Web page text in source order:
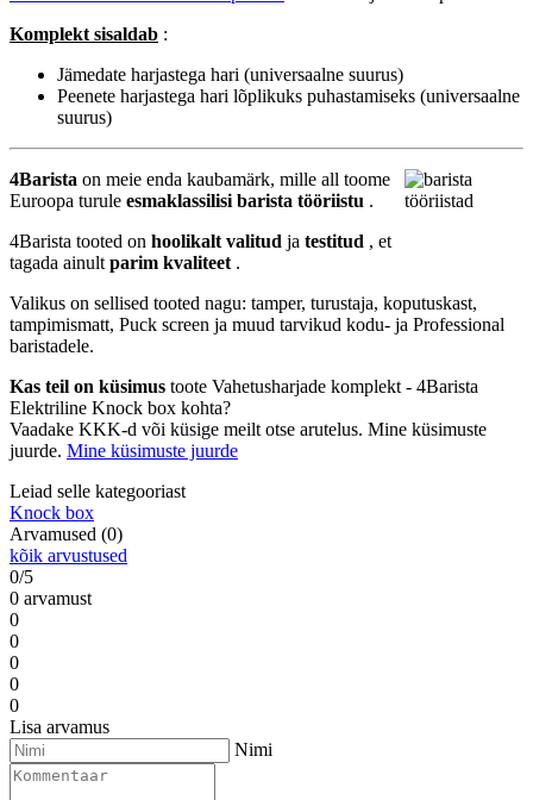
Komplekt sisaldab :
Jämedate harjastega hari (universaalne suurus)
Peenete harjastega hari lõplikuks puhastamiseks (universaalne
suurus)
4Barista on meie enda kaubamärk, mille all toome
Euroopa turule esmaklassilisi barista tööriistu .
4Barista tooted on hoolikalt valitud ja testitud , et
tagada ainult parim kvaliteet .
Valikus on sellised tooted nagu: tamper, turustaja, koputuskast,
tampimismatt, Puck screen ja muud tarvikud kodu- ja Professional
baristadele.
Kas teil on küsimus toote Vahetusharjade komplekt - 4Barista
Elektriline Knock box kohta?
Vaadake KKK-d või küsige meilt otse arutelus. Mine küsimuste
juurde. Mine küsimuste juurde
Leiad selle kategooriast
Knock box
Arvamused (0)
kõik arvustused
0/5
0 arvamust
0
0
0
0
0
Lisa arvamus
Nimi